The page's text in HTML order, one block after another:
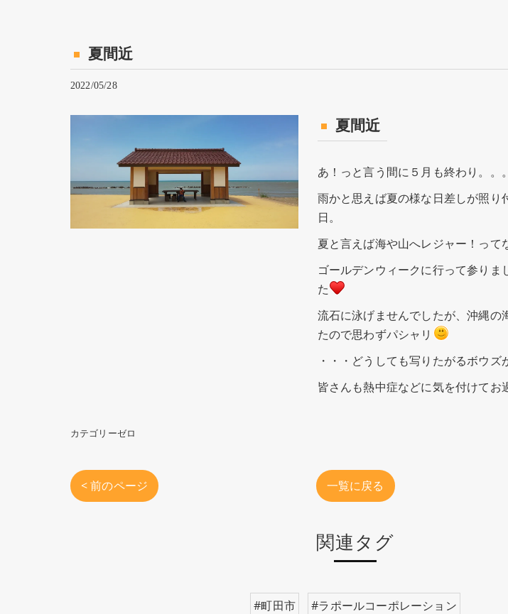
夏間近
2022/05/28
夏間近
あ！っと言う間に５月も終わり。。。
雨かと思えば夏の様な日差しが照り
日。
夏と言えば海や山へレジャー！って
ゴールデンウィークに行って参りま
た
流石に泳げませんでしたが、沖縄の
たので思わずパシャリ
・・・どうしても写りたがるボウズ
皆さんも熱中症などに気を付けてお
カテゴリーゼロ
< 前のページ 一覧に戻る
関連タグ
#町田市 #ラポールコーポレーション